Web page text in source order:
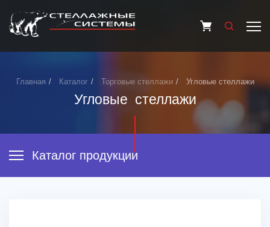
Главная Каталог Торговые стеллажи Угловые стеллажи
Угловые стеллажи
Каталог продукции